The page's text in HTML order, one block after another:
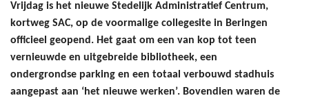
Vrijdag is het nieuwe Stedelijk Administratief Centrum,
kortweg SAC, op de voormalige collegesite in Beringen
officieel geopend. Het gaat om een van kop tot teen
vernieuwde en uitgebreide bibliotheek, een
ondergrondse parking en een totaal verbouwd stadhuis
aangepast aan ‘het nieuwe werken’. Bovendien waren de